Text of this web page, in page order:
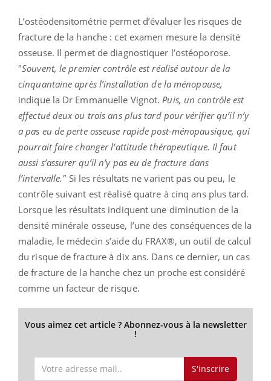
L’ostéodensitométrie permet d’évaluer les risques de
fracture de la hanche : cet examen mesure la densité
osseuse. Il permet de diagnostiquer l’ostéoporose.
"Souvent, le premier contrôle est réalisé autour de la
cinquantaine après l’installation de la ménopause,
indique la Dr Emmanuelle Vignot. Puis, un contrôle est
effectué deux ou trois ans plus tard pour vérifier qu’il n’y
a pas eu de perte osseuse rapide post-ménopausique, qui
pourrait faire changer l’attitude thérapeutique. Il faut
aussi s’assurer qu’il n’y pas eu de fracture dans
l’intervalle." Si les résultats ne varient pas ou peu, le
contrôle suivant est réalisé quatre à cinq ans plus tard.
Lorsque les résultats indiquent une diminution de la
densité minérale osseuse, l’une des conséquences de la
maladie, le médecin s’aide du FRAX®, un outil de calcul
du risque de fracture à dix ans. Dans ce dernier, un cas
de fracture de la hanche chez un proche est considéré
comme un facteur de risque.
Vous aimez cet article ? Abonnez-vous à la newsletter
!
S'inscrire